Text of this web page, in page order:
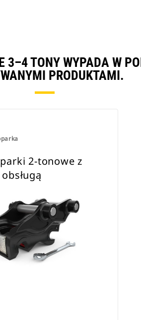
TONY WYPADA W
PRODUKTAMI.
2-tonowe z